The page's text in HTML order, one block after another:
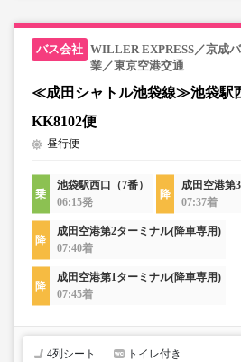
WILLER EXPRESS／京成
業／東京空港交通
≪成田シャトル池袋線≫池袋駅
KK8102便
昼行便
池袋駅西口（7番）
06:15発
成田空港第
07:37着
成田空港第2ターミナル(降車専用)
07:40着
成田空港第1ターミナル(降車専用)
07:45着
4列シート トイレ付き